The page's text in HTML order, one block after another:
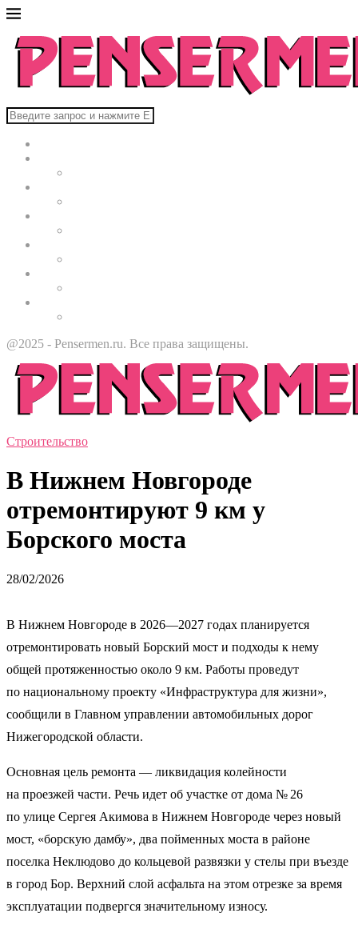
@2025 - Pensermen.ru. Все права защищены.
Строительство
В Нижнем Новгороде
отремонтируют 9 км у
Борского моста
28/02/2026
В Нижнем Новгороде в 2026—2027 годах планируется
отремонтировать новый Борский мост и подходы к нему
общей протяженностью около 9 км. Работы проведут
по национальному проекту «Инфраструктура для жизни»,
сообщили в Главном управлении автомобильных дорог
Нижегородской области.
Основная цель ремонта — ликвидация колейности
на проезжей части. Речь идет об участке от дома № 26
по улице Сергея Акимова в Нижнем Новгороде через новый
мост, «борскую дамбу», два пойменных моста в районе
поселка Неклюдово до кольцевой развязки у стелы при въезде
в город Бор. Верхний слой асфальта на этом отрезке за время
эксплуатации подвергся значительному износу.